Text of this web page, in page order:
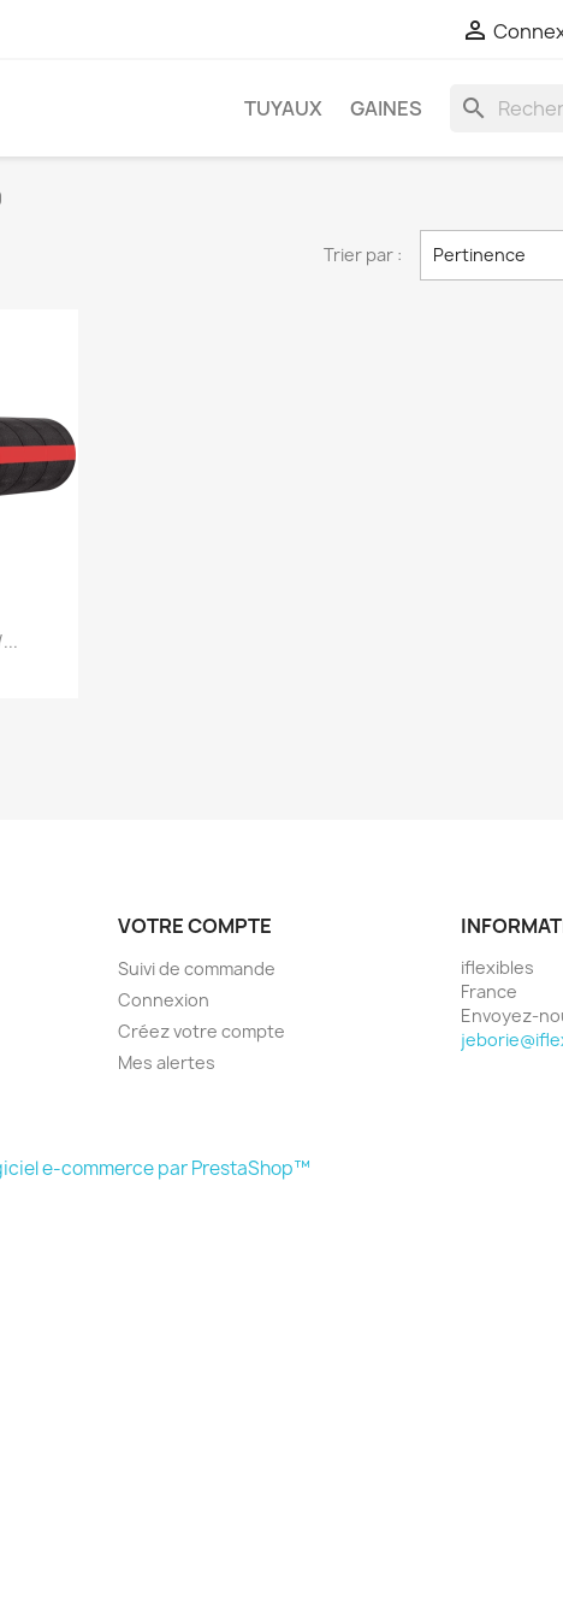

TUYAUX GAINES search
Trier par : Pertinence
VOTRE COMPTE
Suivi de commande
Connexion
Créez votre compte
Mes alertes
iflexibles
France
Envoyez-
e-commerce par PrestaShop™